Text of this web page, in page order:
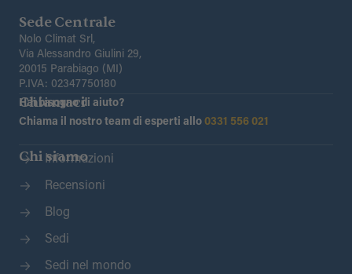
Sede Centrale
Nolo Climat Srl,
Via Alessandro Giulini 29,
20015 Parabiago (MI)
P.IVA: 02347750180
Chiamaci
Hai bisogno di aiuto?
Chiama il nostro team di esperti allo 0331 556 021
Chi siamo
Informazioni
Recensioni
Blog
Sedi
Sedi nel mondo